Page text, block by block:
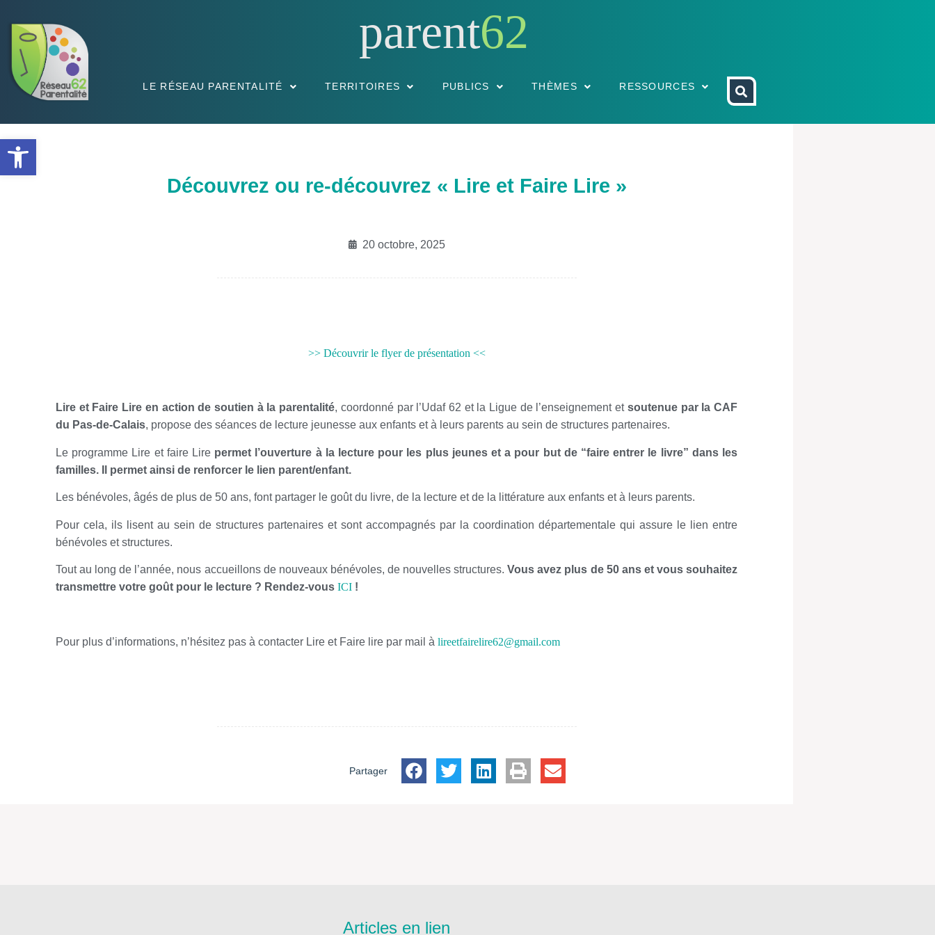
Ouvrir la barre d’outils
parent62
LE RÉSEAU PARENTALITÉ TERRITOIRES PUBLICS THÈMES RESSOURCES
Découvrez ou re-découvrez « Lire et Faire Lire »
20 octobre, 2025
>> Découvrir le flyer de présentation <<
Lire et Faire Lire en action de soutien à la parentalité, coordonné par l’Udaf 62 et la Ligue de l’enseignement et soutenue par la CAF
du Pas-de-Calais, propose des séances de lecture jeunesse aux enfants et à leurs parents au sein de structures partenaires.
Le programme Lire et faire Lire permet l’ouverture à la lecture pour les plus jeunes et a pour but de “faire entrer le livre” dans les
familles. Il permet ainsi de renforcer le lien parent/enfant.
Les bénévoles, âgés de plus de 50 ans, font partager le goût du livre, de la lecture et de la littérature aux enfants et à leurs parents.
Pour cela, ils lisent au sein de structures partenaires et sont accompagnés par la coordination départementale qui assure le lien entre
bénévoles et structures.
Tout au long de l’année, nous accueillons de nouveaux bénévoles, de nouvelles structures.Vous avez plus de 50 ans et vous souhaitez
transmettre votre goût pour le lecture ? Rendez-vous ICI !
Pour plus d’informations, n’hésitez pas à contacter Lire et Faire lire par mail à lireetfairelire62@gmail.com
Partager
Articles en lien